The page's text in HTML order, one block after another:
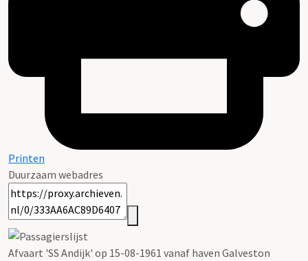
Printen
Duurzaam webadres
Afvaart 'SS Andijk' op 15-08-1961 vanaf haven Galveston